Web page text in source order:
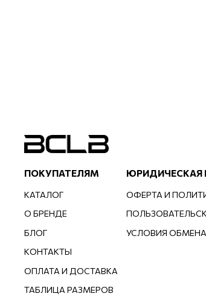
ПОКУПАТЕЛЯМ
КАТАЛОГ
О БРЕНДЕ
БЛОГ
КОНТАКТЫ
ОПЛАТА И ДОСТАВКА
ТАБЛИЦА РАЗМЕРОВ
ОФЕРТА И
УСЛОВИЯ ОБМЕНА